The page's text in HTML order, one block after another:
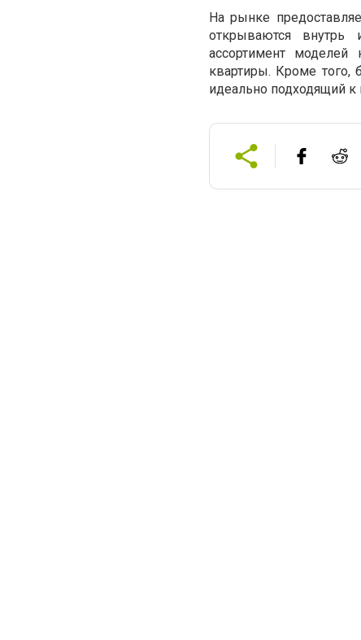
На рынке
открываются внутрь
ассортимент
квартиры. Кроме того,
идеально подходящий к